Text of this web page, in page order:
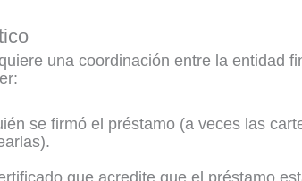
una coordinación entre la entidad
se firmó el préstamo (a veces las